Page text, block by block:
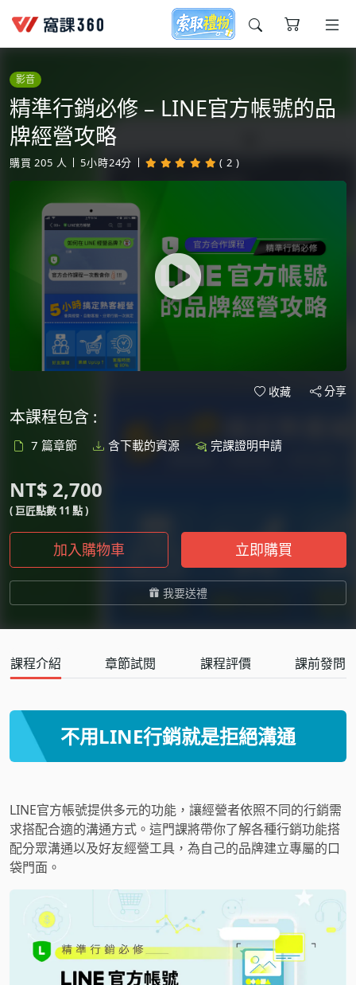
今天想要學什麼?
窩課推薦給您
影音
精準行銷必修 – LINE官方帳號的品
牌經營攻略
購買 205 人 5小時24分 ( 2 )
收藏 分享
本課程包含 :
7 篇章節 含下載的資源 完課證明申請
NT$ 2,700
( 巨匠點數 11 點 )
加入購物車 立即購買
我要送禮
課程介紹 章節試閱 課程評價 課前發問
不用LINE行銷就是拒絕溝通
LINE官方帳號提供多元的功能，讓經營者依照不同的行銷需
求搭配合適的溝通方式。這門課將帶你了解各種行銷功能搭
配分眾溝通以及好友經營工具，為自己的品牌建立專屬的口
袋門面。